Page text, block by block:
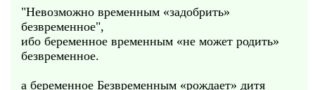
"Невозможно временным «задобрить»
безвременное",
ибо беременное временным «не может родить»
безвременное.
а беременное Безвременным «рождает» дитя